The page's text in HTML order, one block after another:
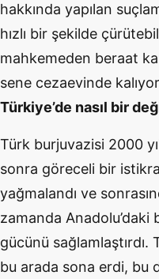
hakkında yapılan
hızlı bir şekilde
mahkemeden beraat
sene cezaevinde
Türkiye’de nasıl bir
Türk burjuvazisi 2000
sonra göreceli bir
yağmalandı ve
zamanda Anadolu’daki
gücünü
bu arada sona erdi, bu